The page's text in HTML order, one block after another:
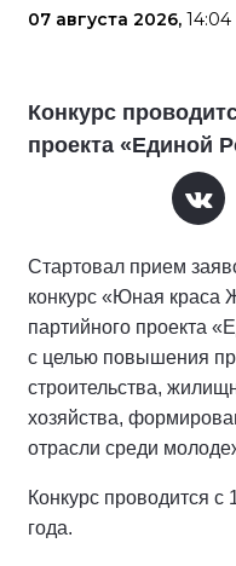
07 августа 2026, 14:04
Конкурс
проекта «Единой
Стартовал прием
конкурс «Юная краса
партийного проекта
с целью повышения
строительства,
хозяйства,
отрасли среди
Конкурс проводится
года.